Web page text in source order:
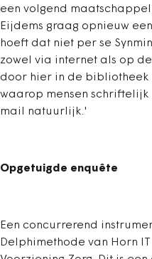
een volgend
Eijdems graag opnieuw
hoeft dat niet per se
zowel via internet als op
door hier in de bibliotheek
waarop mensen schriftelijk
mail natuurlijk.'
Opgetuigde enquête
Een concurrerend
Delphimethode van Horn